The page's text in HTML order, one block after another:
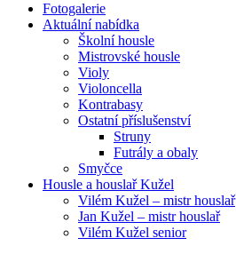
Fotogalerie
Aktuální nabídka
Školní housle
Mistrovské housle
Violy
Violoncella
Kontrabasy
Ostatní příslušenství
Struny
Futrály a obaly
Smyčce
Housle a houslař Kužel
Vilém Kužel – mistr houslař
Jan Kužel – mistr houslař
Vilém Kužel senior